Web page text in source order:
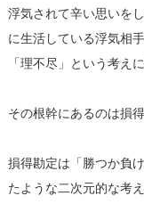
浮気されて辛い思いを
に生活している浮気相
「理不尽」という考え
その根幹にあるのは損得
損得勘定は「勝つか負
たような二次元的な考え